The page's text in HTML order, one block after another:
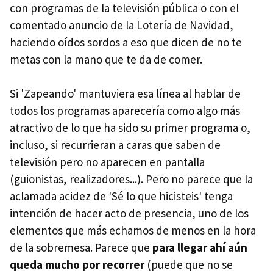
con programas de la televisión pública o con el
comentado anuncio de la Lotería de Navidad,
haciendo oídos sordos a eso que dicen de no te
metas con la mano que te da de comer.
Si 'Zapeando' mantuviera esa línea al hablar de
todos los programas aparecería como algo más
atractivo de lo que ha sido su primer programa o,
incluso, si recurrieran a caras que saben de
televisión pero no aparecen en pantalla
(guionistas, realizadores...). Pero no parece que la
aclamada acidez de 'Sé lo que hicisteis' tenga
intención de hacer acto de presencia, uno de los
elementos que más echamos de menos en la hora
de la sobremesa. Parece que para llegar ahí aún
queda mucho por recorrer(puede que no se